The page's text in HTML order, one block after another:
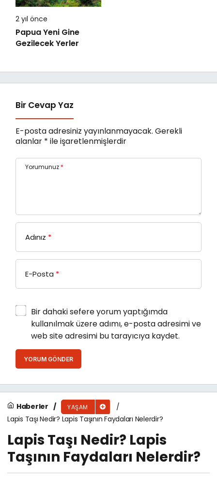
2 yıl önce
Papua Yeni Gine
Gezilecek Yerler
Bir Cevap Yaz
E-posta adresiniz yayınlanmayacak. Gerekli
alanlar * ile işaretlenmişlerdir
Yorumunuz *
Adınız *
E-Posta *
Bir dahaki sefere yorum yaptığımda
kullanılmak üzere adımı, e-posta adresimi ve
web site adresimi bu tarayıcıya kaydet.
YORUM GÖNDER
Haberler YAŞAM
Lapis Taşı Nedir? Lapis Taşının Faydaları Nelerdir?
Lapis Taşı Nedir? Lapis
Taşının Faydaları Nelerdir?